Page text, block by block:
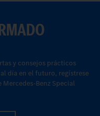
y consejos prácticos
día en el futuro, regístrese
Benz Special